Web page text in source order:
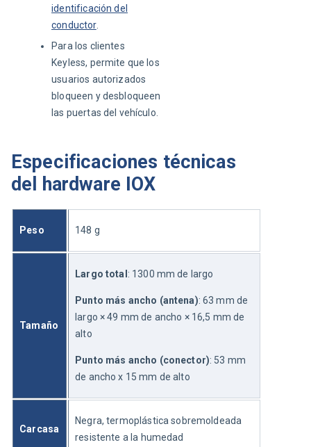
identificación del
conductor.
Para los clientes
Keyless, permite que los
usuarios autorizados
bloqueen y desbloqueen
las puertas del vehículo.
Especificaciones técnicas
del hardware IOX
Peso 148 g
Tamaño
Largo total : 1300 mm de largo
Punto más ancho (antena): 63 mm de
largo × 49 mm de ancho × 16,5 mm de
alto
Punto más ancho (conector): 53 mm
de ancho x 15 mm de alto
Carcasa
Negra, termoplástica sobremoldeada
resistente a la humedad